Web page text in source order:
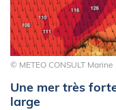
© METEO CONSULT Marine
Une mer très
large